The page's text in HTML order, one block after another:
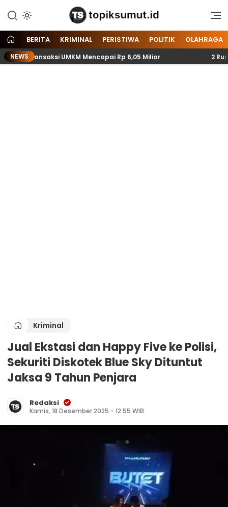
Topik Sumut
Memberitakan Seputar
dan Nasional
BERITA KRIMINAL PERISTIWA POLITIK OLAHRAGA
NEWS UMKM Mencapai Rp 6,05 Miliar 2 Rumah
Kriminal
Jual Ekstasi dan Happy Five ke Polisi,
Sekuriti Diskotek Blue Sky Dituntut
Jaksa 9 Tahun Penjara
Redaksi
Kamis, 18 Desember 2025 - 12:55 WIB